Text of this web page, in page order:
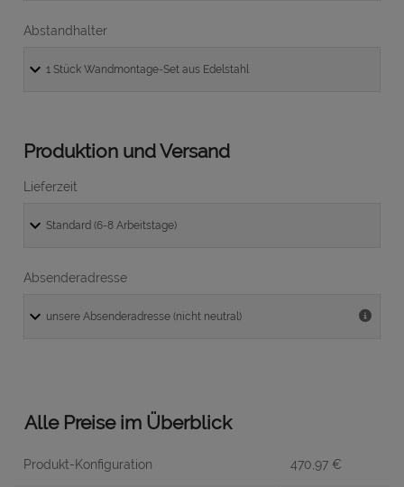
Abstandhalter
Produktion und Versand
Lieferzeit
Absenderadresse
Alle Preise im Überblick
Produkt-Konfiguration 470,97 €